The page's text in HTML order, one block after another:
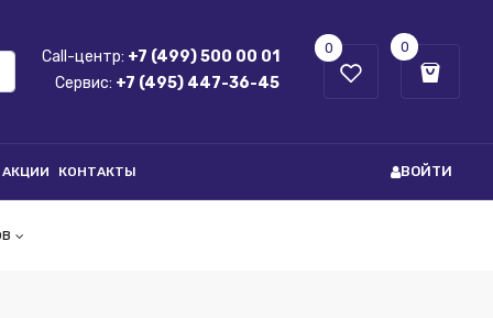
Call-центр: +7 (499) 500 00 01
Сервис: +7 (495) 447-36-45
0 0
АКЦИИ КОНТАКТЫ ВОЙТИ